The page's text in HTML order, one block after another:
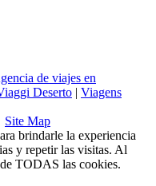
de viajes en
Deserto | Viagens
Site Map
brindarle la experiencia
y repetir las visitas. Al
TODAS las cookies.